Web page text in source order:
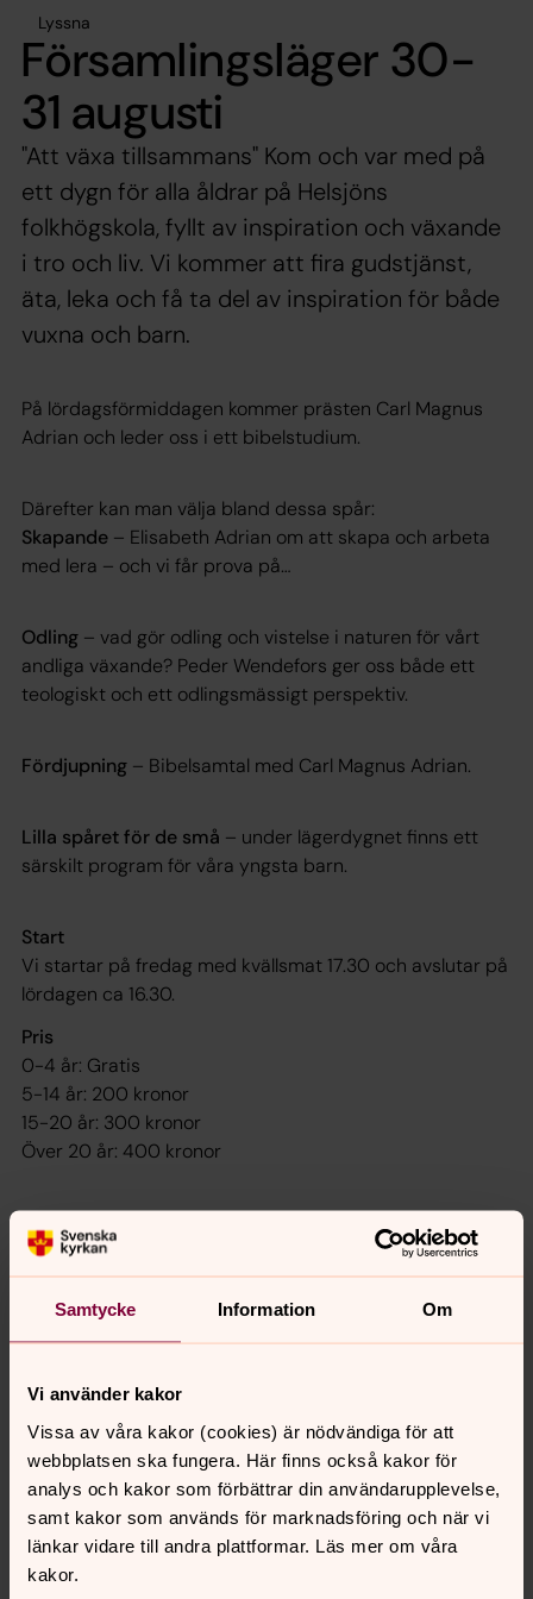
Samtycke Information Om
Vi använder kakor
Vissa av våra kakor (cookies) är nödvändiga för att
webbplatsen ska fungera. Här finns också kakor för
analys och kakor som förbättrar din användarupplevelse,
samt kakor som används för marknadsföring och när vi
länkar vidare till andra plattformar. Läs mer om våra
kakor.
Lyssna
Församlingsläger 30-
31 augusti
"Att växa tillsammans" Kom och var med på
ett dygn för alla åldrar på Helsjöns
folkhögskola, fyllt av inspiration och växande
i tro och liv. Vi kommer att fira gudstjänst,
äta, leka och få ta del av inspiration för både
vuxna och barn.
På lördagsförmiddagen kommer prästen Carl Magnus
Adrian och leder oss i ett bibelstudium.
Därefter kan man välja bland dessa spår:
Skapande – Elisabeth Adrian om att skapa och arbeta
med lera – och vi får prova på…
Odling – vad gör odling och vistelse i naturen för vårt
andliga växande? Peder Wendefors ger oss både ett
teologiskt och ett odlingsmässigt perspektiv.
Fördjupning – Bibelsamtal med Carl Magnus Adrian.
Lilla spåret för de små – under lägerdygnet finns ett
särskilt program för våra yngsta barn.
Start
Vi startar på fredag med kvällsmat 17.30 och avslutar på
lördagen ca 16.30.
Pris
0-4 år: Gratis
5-14 år: 200 kronor
15-20 år: 300 kronor
Över 20 år: 400 kronor
Meddela i anmälan om du vill åka med någon eller om du
kör bil och har plats för
en/flera passagerare.
Frågor och anmälan